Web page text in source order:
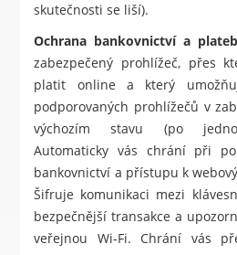
skutečnosti se liší).
Ochrana bankovnictví a plateb
zabezpečený prohlížeč, přes
platit online a který
podporovaných prohlížečů v
výchozím stavu (po
Automaticky vás chrání při
bankovnictví a přístupu k
Šifruje komunikaci mezi
bezpečnější transakce a
veřejnou Wi-Fi. Chrání vás